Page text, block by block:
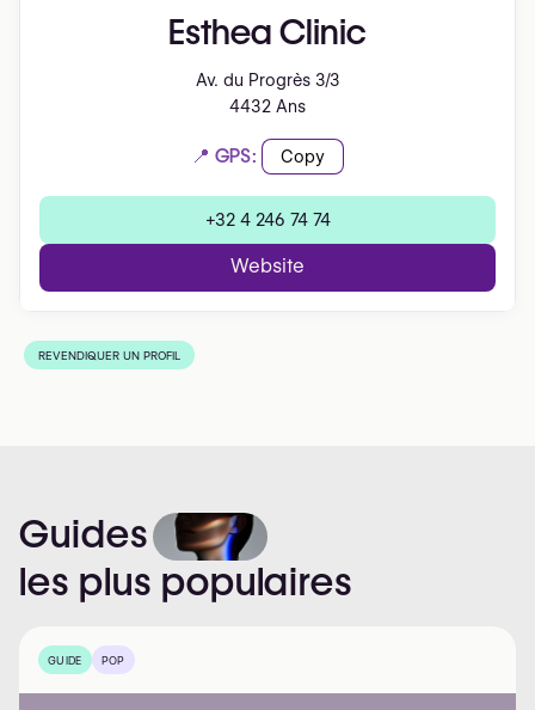
Esthea Clinic
Av. du Progrès 3/3
4432 Ans
📍 GPS: Copy
+32 4 246 74 74
Website
REVENDIQUER UN PROFIL
Guides
les plus populaires
GUIDE POP